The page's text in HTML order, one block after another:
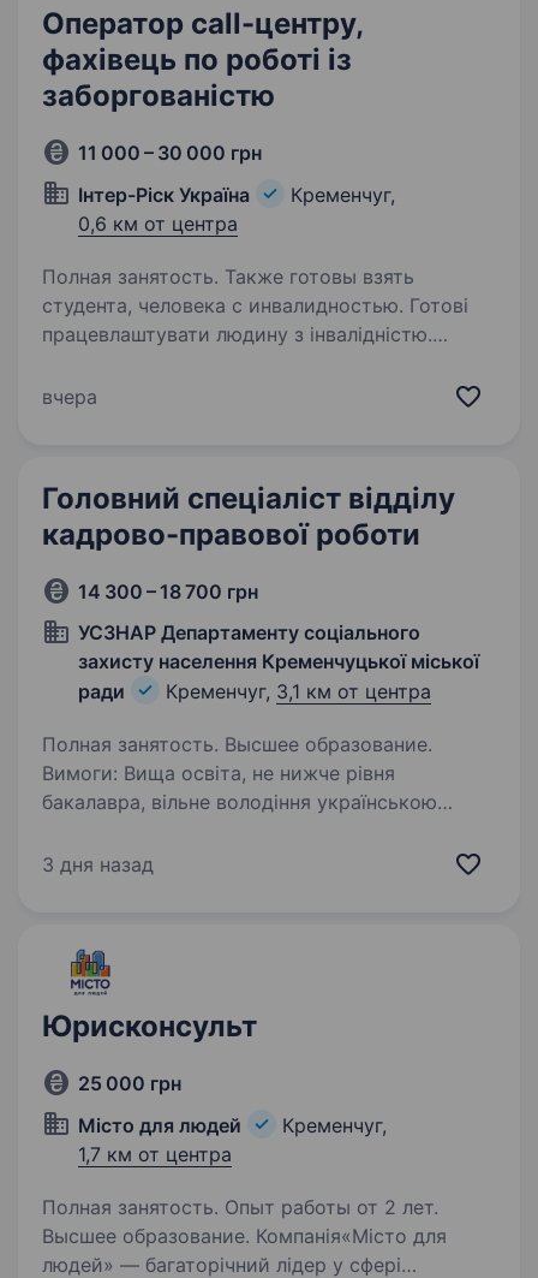
Оператор call-центру,
фахівець по роботі із
заборгованістю
11 000 – 30 000 грн
Інтер-Ріск Україна
Кременчуг,
0,6 км от центра
Полная занятость. Также готовы взять
студента, человека с инвалидностью. Готові
працевлаштувати людину з інвалідністю.
добре поставлена ​​мова (вільно володієш
вчера
Головний спеціаліст відділу
кадрово-правової роботи
14 300 – 18 700 грн
УСЗНАР Департаменту соціального
захисту населення Кременчуцької міської
ради
Кременчуг, 3,1 км от центра
Полная занятость. Высшее образование.
Вимоги: Вища освіта, не нижче рівня
бакалавра, вільне володіння українською
до 17.15, обідня перерва з 12.00 до 13.00, Пт —
3 дня назад
Юрисконсульт
25 000 грн
Місто для людей
Кременчуг,
1,7 км от центра
Полная занятость. Опыт работы от 2 лет.
Высшее образование. Компанія«Місто для
людей» — багаторічний лідер у сфері